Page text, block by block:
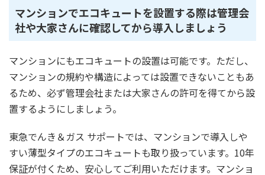
マンションでエコキュートを設置する際は管理会
社や大家さんに確認してから導入しましょう
マンションにもエコキュートの設置は可能です。ただし、
マンションの規約や構造によっては設置できないこともあ
るため、必ず管理会社または大家さんの許可を得てから設
置するようにしましょう。
東急でんき＆ガス サポートでは、マンションで導入しや
すい薄型タイプのエコキュートも取り扱っています。10年
保証が付くため、安心してご利用いただけます。マンショ